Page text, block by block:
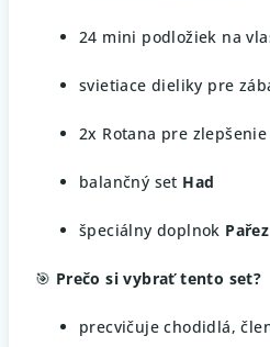
24 mini podložiek na
svietiace dieliky pre
2x Rotana pre
balančný set Had
špeciálny doplnok Pařez
🎯 Prečo si vybrať tento set?
precvičuje chodidlá,